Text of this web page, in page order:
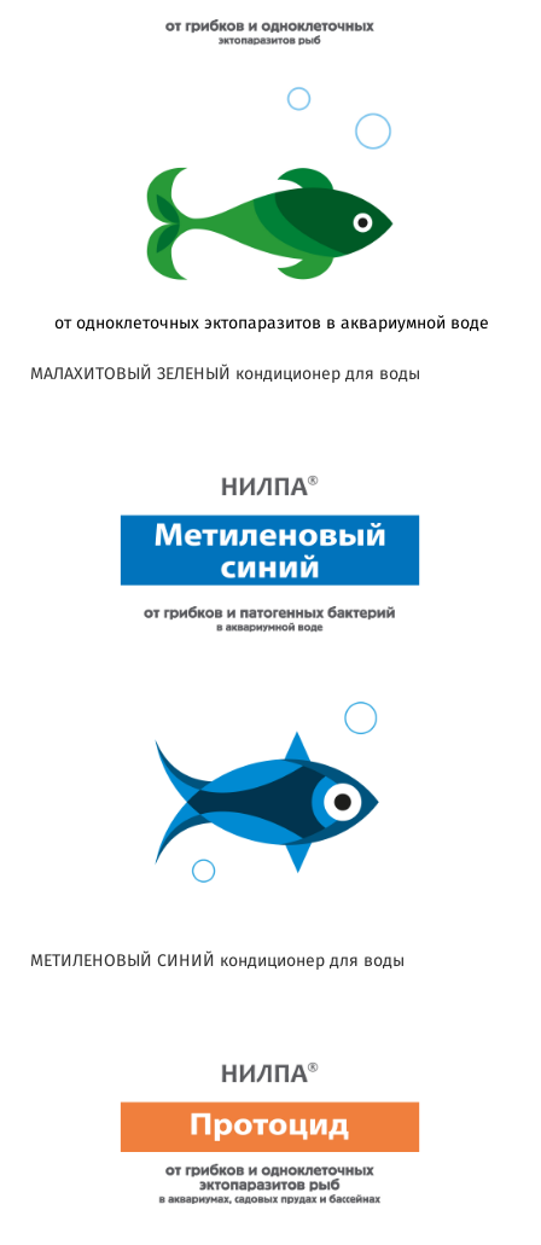
от одноклеточных эктопаразитов в аквариумной воде
МАЛАХИТОВЫЙ ЗЕЛЕНЫЙ кондиционер для воды
МЕТИЛЕНОВЫЙ СИНИЙ кондиционер для воды